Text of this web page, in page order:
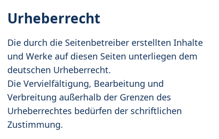
Urheberrecht
Die durch die Seitenbetreiber erstellten Inhalte
und Werke auf diesen Seiten unterliegen dem
deutschen Urheberrecht.
Die Vervielfältigung, Bearbeitung und
Verbreitung außerhalb der Grenzen des
Urheberrechtes bedürfen der schriftlichen
Zustimmung.